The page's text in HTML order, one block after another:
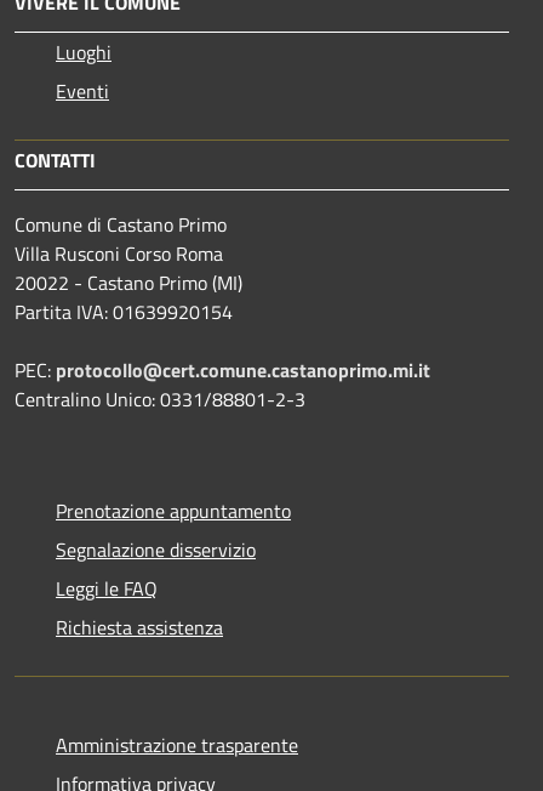
Luoghi
Eventi
CONTATTI
Comune di Castano Primo
Villa Rusconi Corso Roma
20022 - Castano Primo (MI)
Partita IVA: 01639920154
PEC: protocollo@cert.comune.castanoprimo.mi.it
Centralino Unico: 0331/88801-2-3
Prenotazione appuntamento
Segnalazione disservizio
Leggi le FAQ
Richiesta assistenza
Amministrazione trasparente
Informativa privacy